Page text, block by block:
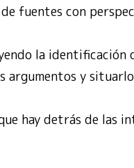
fuentes con
la identificación
argumentos y
hay detrás de las